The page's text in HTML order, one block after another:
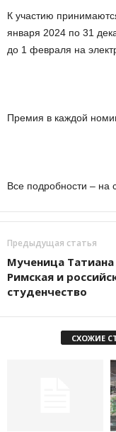
К участию
января 2024 по 31
до 1 февраля на
Премия в каждой
Все подробности – на
Предыдущая статья
Мученица Татиана
Римская и
студенчество
СХОЖИЕ